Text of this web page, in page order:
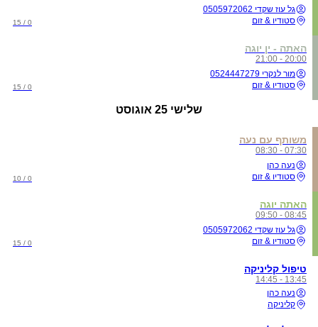
גל עוז שקדי 0505972062
סטודיו & זום
0 / 15
האתה - ין יוגה
20:00 - 21:00
מור לנקרי 0524447279
סטודיו & זום
0 / 15
שלישי 25 אוגוסט
משותף עם נעה
07:30 - 08:30
נעה כהן
סטודיו & זום
0 / 10
האתה יוגה
08:45 - 09:50
גל עוז שקדי 0505972062
סטודיו & זום
0 / 15
טיפול קליניקה
13:45 - 14:45
נעה כהן
קליניקה